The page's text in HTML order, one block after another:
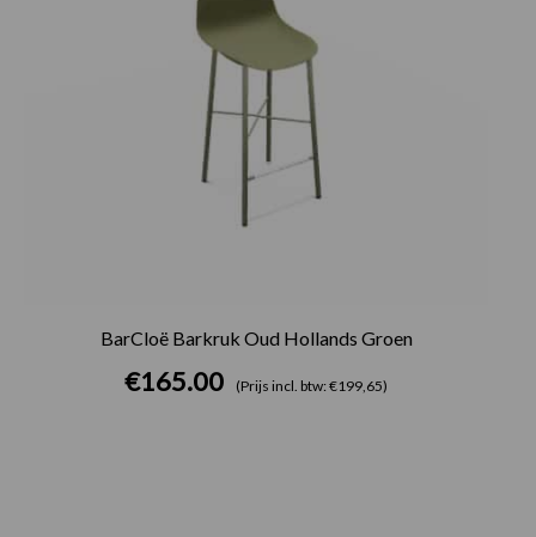
BarCloë Barkruk Oud Hollands Groen
€165.00 (Prijs incl. btw: €199,65)